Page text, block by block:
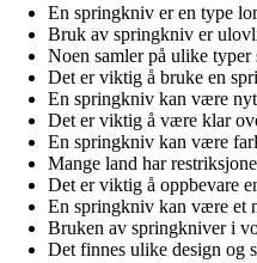
En springkniv er en type
Bruk av springkniv er
Noen samler på ulike
Det er viktig å bruke en
En springkniv kan være
Det er viktig å være klar
En springkniv kan være
Mange land har
Det er viktig å oppbevare
En springkniv kan være et
Bruken av springkniver i
Det finnes ulike design og